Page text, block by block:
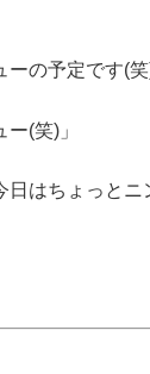
の予定です(笑)
(笑)」
はちょっとニ